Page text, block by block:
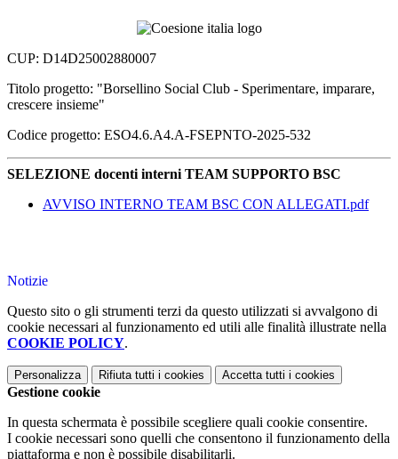
CUP: D14D25002880007
Titolo progetto: "Borsellino Social Club - Sperimentare, imparare,
crescere insieme"
Codice progetto: ESO4.6.A4.A-FSEPNTO-2025-532
SELEZIONE docenti interni TEAM SUPPORTO BSC
AVVISO INTERNO TEAM BSC CON ALLEGATI.pdf
Notizie
Questo sito o gli strumenti terzi da questo utilizzati si avvalgono di
cookie necessari al funzionamento ed utili alle finalità illustrate nella
COOKIE POLICY.
Personalizza Rifiuta tutti i cookies Accetta tutti i cookies
Gestione cookie
In questa schermata è possibile scegliere quali cookie consentire.
I cookie necessari sono quelli che consentono il funzionamento della
piattaforma e non è possibile disabilitarli.